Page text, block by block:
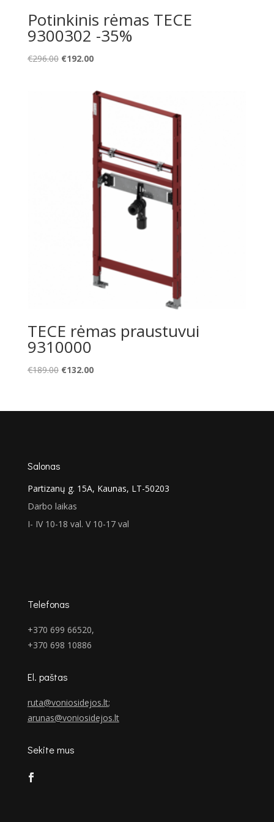
Potinkinis rėmas TECE
9300302 -35%
€296.00 Original
€296.00.
€192.00Current
€192.00.
TECE rėmas praustuvui
9310000
€189.00 Original
€189.00.
€132.00Current
€132.00.
Salonas
Partizanų g. 15A, Kaunas, LT-50203
Darbo laikas
I- IV 10-18 val. V 10-17 val
Telefonas
+370 699 66520,
+370 698 10886
El. paštas
ruta@voniosidejos.lt;
arunas@voniosidejos.lt
Sekite mus